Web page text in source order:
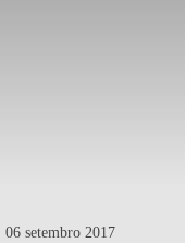
. 06 setembro 2017